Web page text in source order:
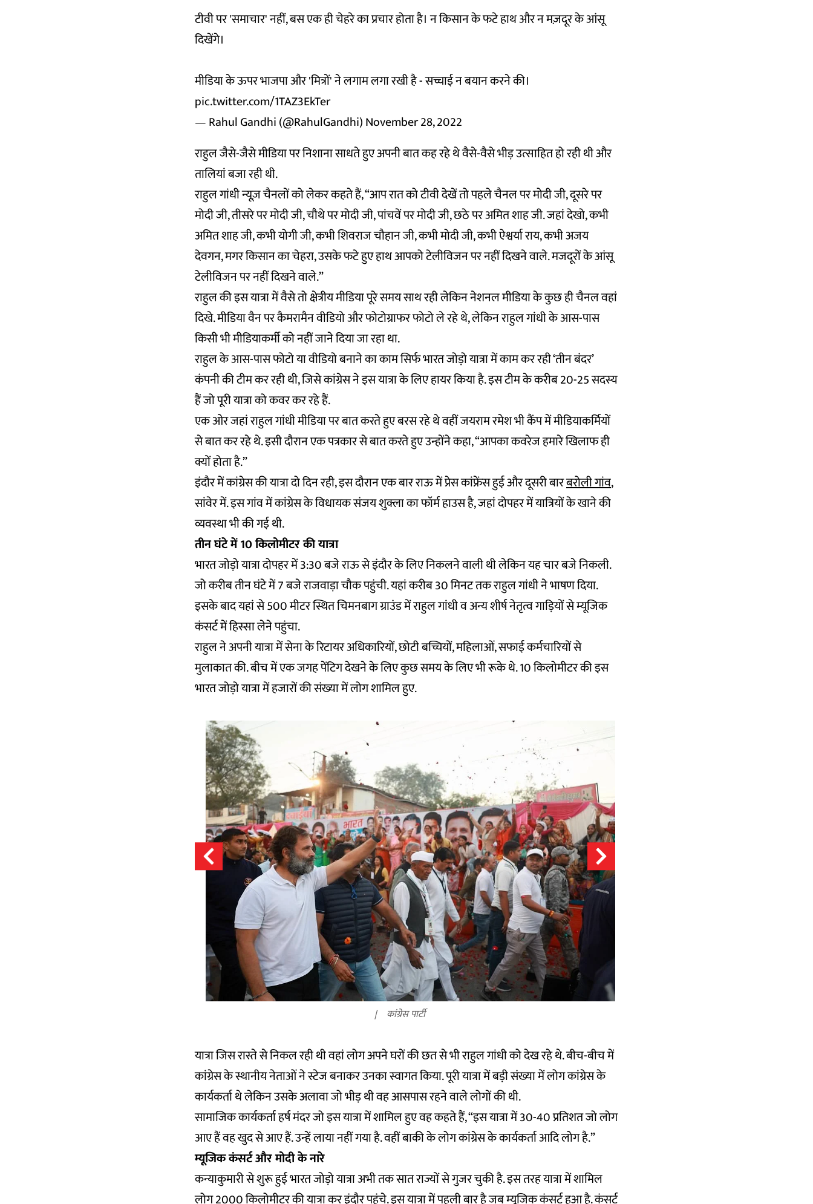
टीवी पर 'समाचार' नहीं, बस एक ही चेहरे का प्रचार होता है। न किसान के फटे हाथ और न मज़दूर के आंसू
दिखेंगे।
मीडिया के ऊपर भाजपा और 'मित्रों' ने लगाम लगा रखी है - सच्चाई न बयान करने की।
pic.twitter.com/1TAZ3EkTer
— Rahul Gandhi (@RahulGandhi)November 28, 2022
राहुल जैसे-जैसे मीडिया पर निशाना साधते हुए अपनी बात कह रहे थे वैसे-वैसे भीड़ उत्साहित हो रही थी और
तालियां बजा रही थी.
राहुल गांधी न्यूज़ चैनलों को लेकर कहते हैं, “आप रात को टीवी देखें तो पहले चैनल पर मोदी जी, दूसरे पर
मोदी जी, तीसरे पर मोदी जी, चौथे पर मोदी जी, पांचवें पर मोदी जी, छठे पर अमित शाह जी. जहां देखो, कभी
अमित शाह जी, कभी योगी जी, कभी शिवराज चौहान जी, कभी मोदी जी, कभी ऐश्वर्या राय, कभी अजय
देवगन, मगर किसान का चेहरा, उसके फटे हुए हाथ आपको टेलीविजन पर नहीं दिखने वाले. मजदूरों के आंसू
टेलीविजन पर नहीं दिखने वाले.”
राहुल की इस यात्रा में वैसे तो क्षेत्रीय मीडिया पूरे समय साथ रही लेकिन नेशनल मीडिया के कुछ ही चैनल वहां
दिखे. मीडिया वैन पर कैमरामैन वीडियो और फोटोग्राफर फोटो ले रहे थे, लेकिन राहुल गांधी के आस-पास
किसी भी मीडियाकर्मी को नहीं जाने दिया जा रहा था.
राहुल के आस-पास फोटो या वीडियो बनाने का काम सिर्फ भारत जोड़ो यात्रा में काम कर रही ‘तीन बंदर’
कंपनी की टीम कर रही थी, जिसे कांग्रेस ने इस यात्रा के लिए हायर किया है. इस टीम के करीब 20-25 सदस्य
हैं जो पूरी यात्रा को कवर कर रहे हैं.
एक ओर जहां राहुल गांधी मीडिया पर बात करते हुए बरस रहे थे वहीं जयराम रमेश भी कैंप में मीडियाकर्मियों
से बात कर रहे थे. इसी दौरान एक पत्रकार से बात करते हुए उन्होंने कहा, “आपका कवरेज हमारे खिलाफ ही
क्यों होता है.”
इंदौर में कांग्रेस की यात्रा दो दिन रही, इस दौरान एक बार राऊ में प्रेस कांफ्रेंस हुई और दूसरी बारबरोली गांव,
सांवेर में. इस गांव में कांग्रेस के विधायक संजय शुक्ला का फॉर्म हाउस है, जहां दोपहर में यात्रियों के खाने की
व्यवस्था भी की गई थी.
तीन घंटे में 10 किलोमीटर की यात्रा
भारत जोड़ो यात्रा दोपहर में 3:30 बजे राऊ से इंदौर के लिए निकलने वाली थी लेकिन यह चार बजे निकली.
जो करीब तीन घंटे में 7 बजे राजवाड़ा चौक पहुंची. यहां करीब 30 मिनट तक राहुल गांधी ने भाषण दिया.
इसके बाद यहां से 500 मीटर स्थित चिमनबाग ग्राउंड में राहुल गांधी व अन्य शीर्ष नेतृत्व गाड़ियों से म्यूजिक
कंसर्ट में हिस्सा लेने पहुंचा.
राहुल ने अपनी यात्रा में सेना के रिटायर अधिकारियों, छोटी बच्चियों, महिलाओं, सफाई कर्मचारियों से
मुलाकात की. बीच में एक जगह पेंटिग देखने के लिए कुछ समय के लिए भी रूके थे. 10 किलोमीटर की इस
भारत जोड़ो यात्रा में हजारों की संख्या में लोग शामिल हुए.
कांग्रेस पार्टी
यात्रा जिस रास्ते से निकल रही थी वहां लोग अपने घरों की छत से भी राहुल गांधी को देख रहे थे. बीच-बीच में
कांग्रेस के स्थानीय नेताओं ने स्टेज बनाकर उनका स्वागत किया. पूरी यात्रा में बड़ी संख्या में लोग कांग्रेस के
कार्यकर्ता थे लेकिन उसके अलावा जो भीड़ थी वह आसपास रहने वाले लोगों की थी.
सामाजिक कार्यकर्ता हर्ष मंदर जो इस यात्रा में शामिल हुए वह कहते हैं, “इस यात्रा में 30-40 प्रतिशत जो लोग
आए हैं वह खुद से आए हैं. उन्हें लाया नहीं गया है. वहीं बाकी के लोग कांग्रेस के कार्यकर्ता आदि लोग है.”
म्यूजिक कंसर्ट और मोदी के नारे
कन्याकुमारी से शुरू हुई भारत जोड़ो यात्रा अभी तक सात राज्यों से गुजर चुकी है. इस तरह यात्रा में शामिल
लोग 2000 किलोमीटर की यात्रा कर इंदौर पहुंचे. इस यात्रा में पहली बार है जब म्यूजिक कंसर्ट हुआ है. कंसर्ट